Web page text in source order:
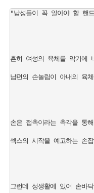
노
객
마
지
회
"남성들이 꼭 알아야 할 핸
흔히 여성의 육체를 악기에
남편의 손놀림이 아내의 육
손은 접촉이라는 촉각을 통
섹스의 시작을 예고하는 손
그런데 성생활에 있어 손